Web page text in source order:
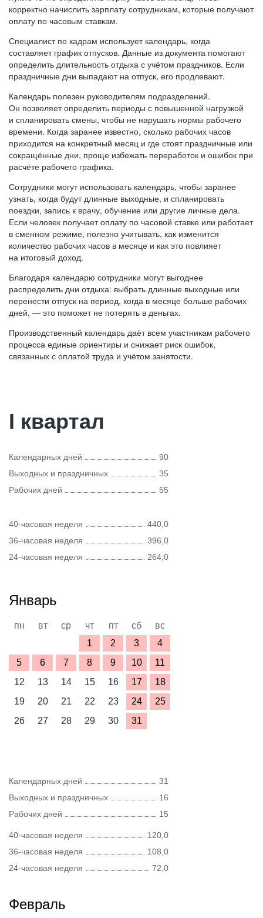
корректно начислить зарплату сотрудникам, которые получают
оплату по часовым ставкам.
Специалист по кадрам использует календарь, когда
составляет график отпусков. Данные из документа помогают
определить длительность отдыха с учётом праздников. Если
праздничные дни выпадают на отпуск, его продлевают.
Календарь полезен руководителям подразделений.
Он позволяет определить периоды с повышенной нагрузкой
и спланировать смены, чтобы не нарушать нормы рабочего
времени. Когда заранее известно, сколько рабочих часов
приходится на конкретный месяц и где стоят праздничные или
сокращённые дни, проще избежать переработок и ошибок при
расчёте рабочего графика.
Сотрудники могут использовать календарь, чтобы заранее
узнать, когда будут длинные выходные, и спланировать
поездки, запись к врачу, обучение или другие личные дела.
Если человек получает оплату по часовой ставке или работает
в сменном режиме, полезно учитывать, как изменится
количество рабочих часов в месяце и как это повлияет
на итоговый доход.
Благодаря календарю сотрудники могут выгоднее
распределить дни отдыха: выбрать длинные выходные или
перенести отпуск на период, когда в месяце больше рабочих
дней, — это поможет не потерять в деньгах.
Производственный календарь даёт всем участникам рабочего
процесса единые ориентиры и снижает риск ошибок,
связанных с оплатой труда и учётом занятости.
I квартал
Календарных дней
90
Выходных и праздничных
35
Рабочих дней
55
40-часовая неделя
440,0
36-часовая неделя
396,0
24-часовая неделя
264,0
Январь
пн вт ср чт пт сб
вс
1
2 3
4
5
6 7 8 9 10
11
12
13 14 15 16 17
18
19
20 21 22 23 24
25
26
27 28 29 30 31
Календарных дней
31
Выходных и праздничных
16
Рабочих дней
15
40-часовая неделя
120,0
36-часовая неделя
108,0
24-часовая неделя
72,0
Февраль